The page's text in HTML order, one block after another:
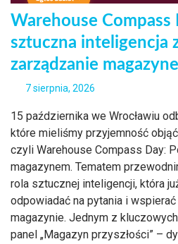
Warehouse Compass
sztuczna inteligencja
zarządzanie
7 sierpnia, 2026
15 października we Wrocławiu
które mieliśmy przyjemność
czyli Warehouse Compass Day:
magazynem. Tematem
rola sztucznej inteligencji, która
odpowiadać na pytania i
magazynie. Jednym z
panel „Magazyn przyszłości” –